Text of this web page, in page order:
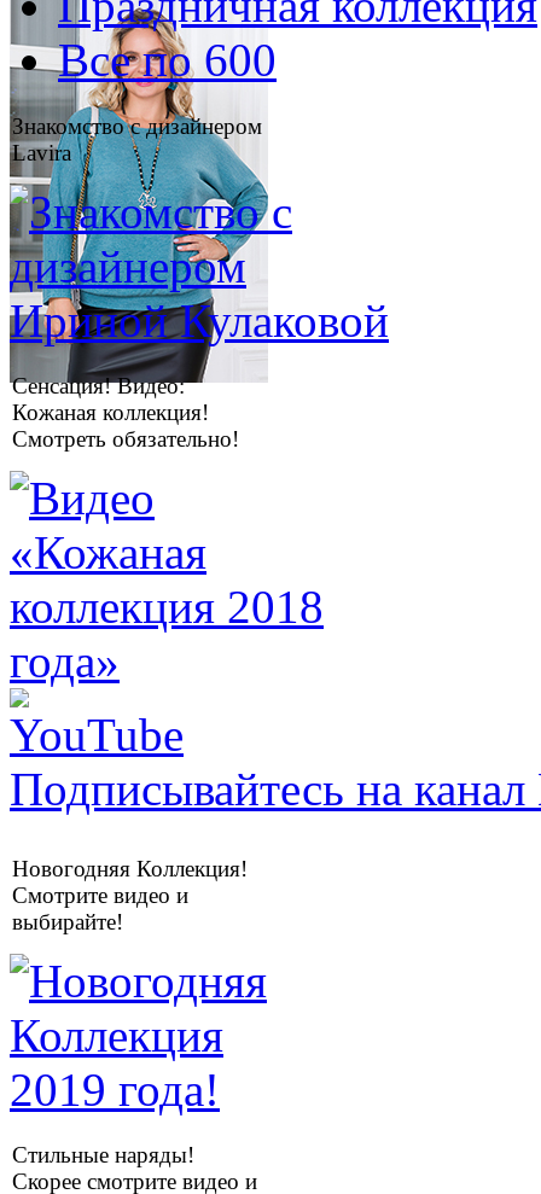
Все по 600
Знакомство с дизайнером
Lavira
Сенсация! Видео:
Кожаная коллекция!
Смотреть обязательно!
Подписывайтесь на
Новогодняя Коллекция!
Смотрите видео и
выбирайте!
Стильные наряды!
Скорее смотрите видео и